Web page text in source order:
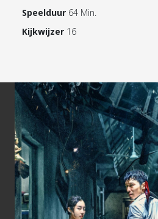
Speelduur 64 Min.
Kijkwijzer 16